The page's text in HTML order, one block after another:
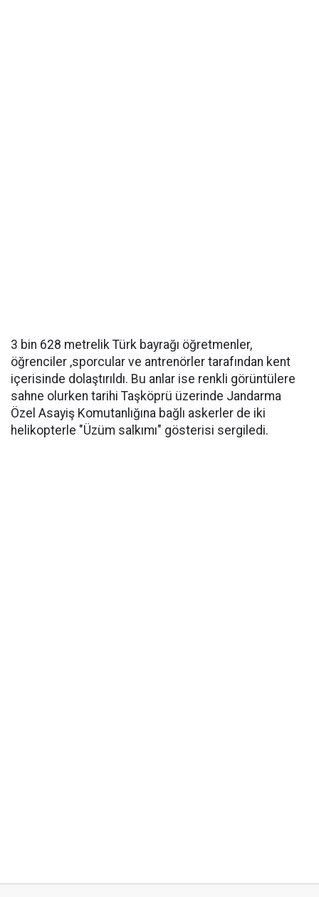
3 bin 628 metrelik Türk bayrağı öğretmenler,
öğrenciler ,sporcular ve antrenörler tarafından kent
içerisinde dolaştırıldı. Bu anlar ise renkli görüntülere
sahne olurken tarihi Taşköprü üzerinde Jandarma
Özel Asayiş Komutanlığına bağlı askerler de iki
helikopterle "Üzüm salkımı" gösterisi sergiledi.